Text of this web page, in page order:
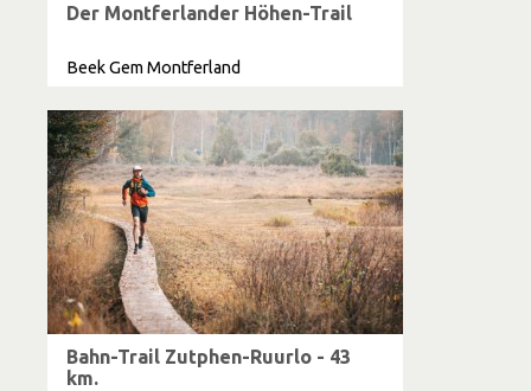
Der Montferlander Höhen-Trail
Beek Gem Montferland
Bahn-Trail Zutphen-Ruurlo - 43
km.